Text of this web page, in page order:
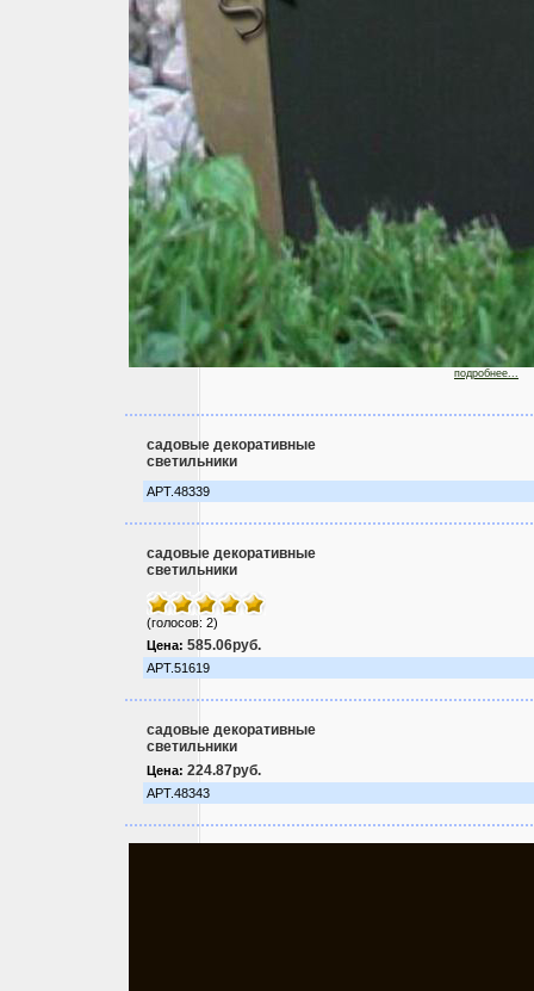
подробнее...
садовые декоративные
светильники
АРТ.48339
садовые декоративные
светильники
(голосов: 2)
Цена: 585.06руб.
АРТ.51619
садовые декоративные
светильники
Цена: 224.87руб.
АРТ.48343